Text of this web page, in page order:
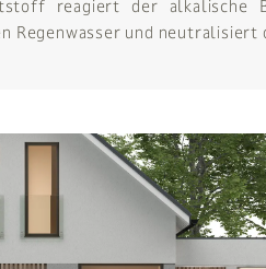
reagiert der alkalische
Regenwasser und neutralisiert